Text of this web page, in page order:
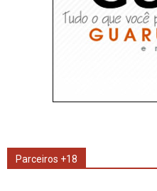
Parceiros +18